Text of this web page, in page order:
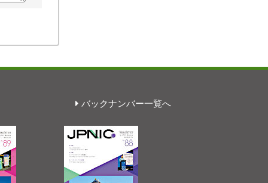
バックナンバー一覧へ